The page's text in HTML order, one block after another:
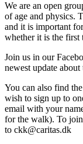
We are an open
of age and physics.
and it is important
whether it is the first
Join us in our
newest update
You can also find
wish to sign up to
email with your
for the walk). To
to ckk@caritas.dk